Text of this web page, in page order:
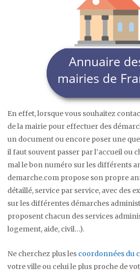
En effet, lorsque vous souhaitez
de la mairie pour effectuer des
un document ou encore poser une
il faut souvent passer par l’accueil ou
mal le bon numéro sur les différents
demarche.com propose son propre
détaillé, service par service, avec des
sur les différentes démarches
proposent chacun des services
logement, aide, civil…).
Ne cherchez plus les coordonnées du
votre ville ou celui le plus proche de